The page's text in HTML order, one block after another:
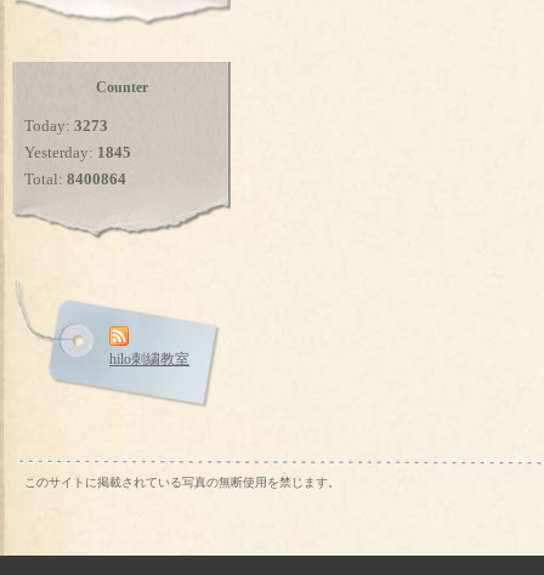
Counter
Today: 3273
Yesterday: 1845
Total: 8400864
hilo刺繍教室
このサイトに掲載されている写真の無断使用を禁じます。